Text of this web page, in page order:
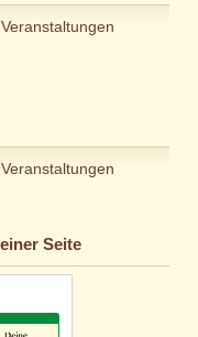
Seite